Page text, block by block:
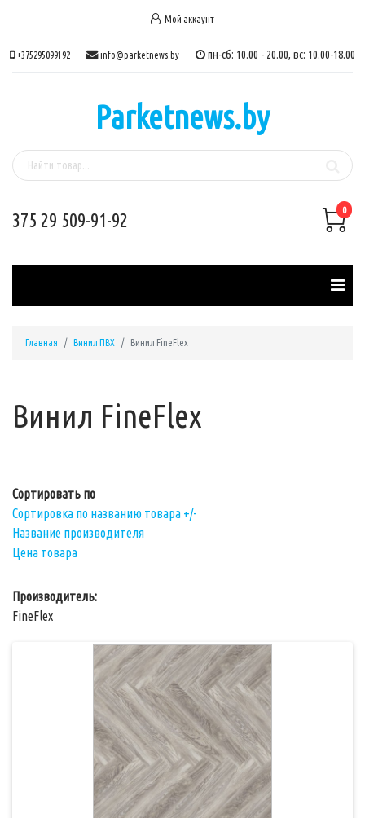
Мой аккаунт
+375295099192 info@parketnews.by пн-сб: 10.00 - 20.00, вс: 10.00-18.00
Parketnews.by
375 29 509-91-92 0
Главная Винил ПВХ Винил FineFlex
Винил FineFlex
Сортировать по
Сортировка по названию товара +/-
Название производителя
Цена товара
Производитель:
FineFlex